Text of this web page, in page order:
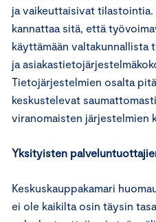
ja vaikeuttaisivat tilastointia.
kannattaa sitä, että
käyttämään valtakunnallista
ja
Tietojärjestelmien osalta
keskustelevat
viranomaisten järjestelmien
Yksityisten
Keskuskauppakamari
ei ole kaikilta osin täysin